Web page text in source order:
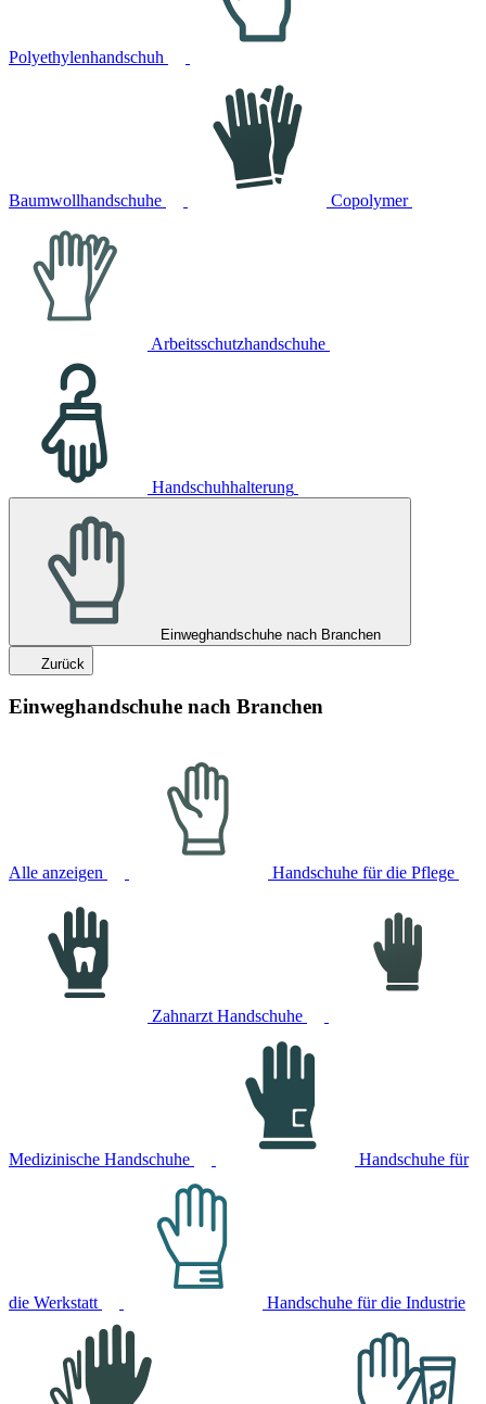
Polyethylenhandschuh
Baumwollhandschuhe Copolymer
Arbeitsschutzhandschuhe
Handschuhhalterung
Einweghandschuhe nach Branchen
Zurück
Einweghandschuhe nach Branchen
Alle anzeigen Handschuhe für die Pflege
Zahnarzt Handschuhe
Medizinische Handschuhe Handschuhe für
die Werkstatt Handschuhe für die Industrie